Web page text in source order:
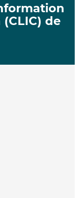
de